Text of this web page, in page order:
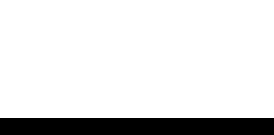
DIEPTE 140 mm